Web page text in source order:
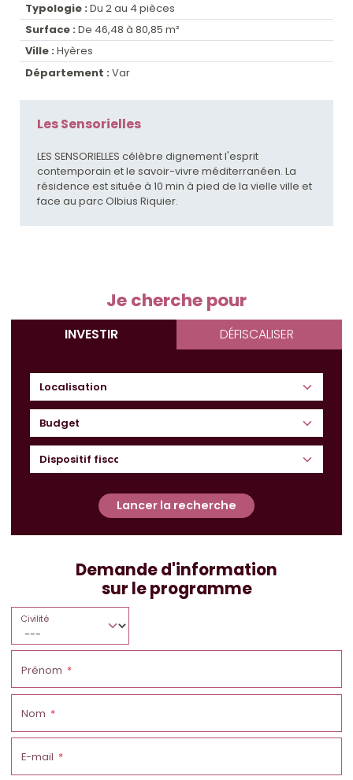
Typologie : Du 2 au 4 pièces
Surface : De 46,48 à 80,85 m²
Ville : Hyères
Département : Var
Les Sensorielles
LES SENSORIELLES célèbre dignement l'esprit
contemporain et le savoir-vivre méditerranéen. La
résidence est située à 10 min à pied de la vielle ville et
face au parc Olbius Riquier.
Je cherche pour
INVESTIR DÉFISCALISER
Budget
Lancer la recherche
Demande d'information
sur le programme
Civilité
Prénom
Nom
E-mail